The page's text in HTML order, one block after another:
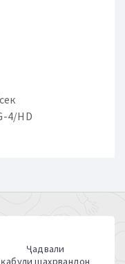
4/HD
Ҷадвали